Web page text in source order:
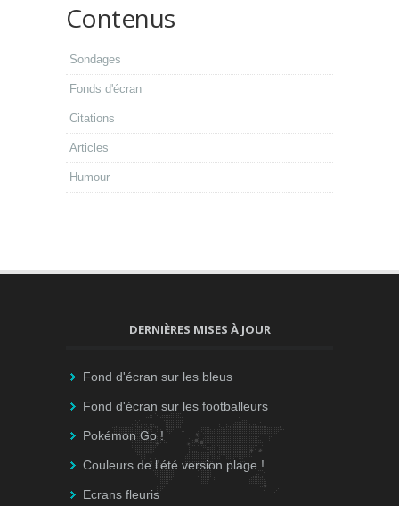
Contenus
Sondages
Fonds d'écran
Citations
Articles
Humour
DERNIÈRES MISES À JOUR
Fond d'écran sur les bleus
Fond d'écran sur les footballeurs
Pokémon Go !
Couleurs de l'été version plage !
Ecrans fleuris